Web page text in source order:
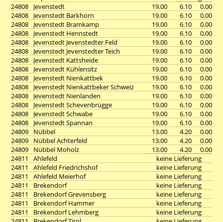
24808
Jevenstedt 19.00 6.10
0.00
24808
Jevenstedt Barkhorn 19.00 6.10
0.00
24808
Jevenstedt Bramkamp 19.00 6.10
0.00
24808
Jevenstedt Hennstedt 19.00 6.10
0.00
24808
Jevenstedt Jevenstedter Feld 19.00 6.10
0.00
24808
Jevenstedt Jevenstedter Teich 19.00 6.10
0.00
24808
Jevenstedt Kattsheide 19.00 6.10
0.00
24808
Jevenstedt Kühlensitz 19.00 6.10
0.00
24808
Jevenstedt Nienkattbek 19.00 6.10
0.00
24808
Jevenstedt Nienkattbeker Schweiz 19.00 6.10
0.00
24808
Jevenstedt Nienlanden 19.00 6.10
0.00
24808
Jevenstedt Schevenbrügge 19.00 6.10
0.00
24808
Jevenstedt Schwabe 19.00 6.10
0.00
24808
Jevenstedt Spannan 19.00 6.10
0.00
24809
Nübbel 13.00 4.20
0.00
24809
Nübbel Achterfeld 13.00 4.20
0.00
24809
Nübbel Moholz 13.00 4.20
0.00
24811
Ahlefeld
keine Lieferung
24811
Ahlefeld Friedrichshof
keine Lieferung
24811
Ahlefeld Meierhof
keine Lieferung
24811
Brekendorf
keine Lieferung
24811
Brekendorf Grevensberg
keine Lieferung
24811
Brekendorf Hammer
keine Lieferung
24811
Brekendorf Lehmberg
keine Lieferung